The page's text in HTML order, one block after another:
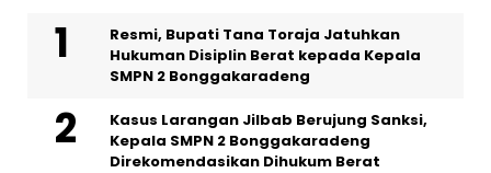
Resmi, Bupati Tana Toraja Jatuhkan
Hukuman Disiplin Berat kepada Kepala
SMPN 2 Bonggakaradeng
Kasus Larangan Jilbab Berujung Sanksi,
Kepala SMPN 2 Bonggakaradeng
Direkomendasikan Dihukum Berat